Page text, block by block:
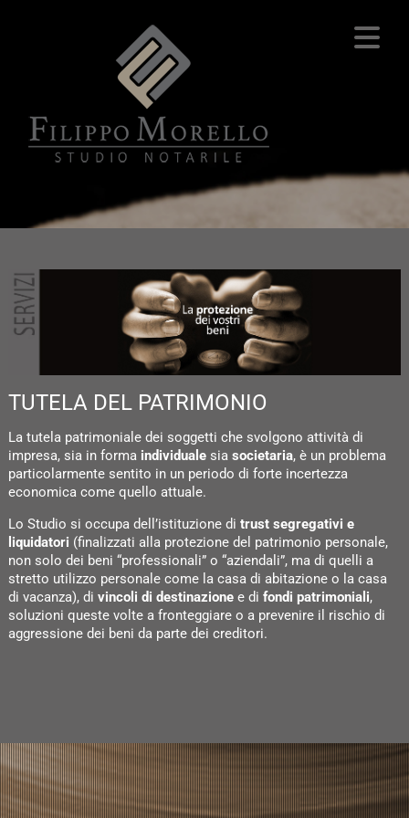
TUTELA DEL PATRIMONIO
La tutela patrimoniale dei soggetti che svolgono attività di
impresa, sia in forma individuale sia societaria, è un problema
particolarmente sentito in un periodo di forte incertezza
economica come quello attuale.
Lo Studio si occupa dell’istituzione di trust segregativi e
liquidatori (finalizzati alla protezione del patrimonio personale,
non solo dei beni “professionali” o “aziendali”, ma di quelli a
stretto utilizzo personale come la casa di abitazione o la casa
di vacanza), di vincoli di destinazione e di fondi patrimoniali,
soluzioni queste volte a fronteggiare o a prevenire il rischio di
aggressione dei beni da parte dei creditori.